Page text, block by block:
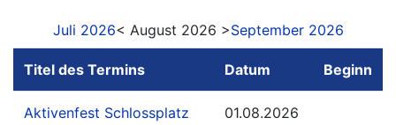
Juli 2026< August 2026 >September 2026
Titel des Termins Datum Beginn
Aktivenfest Schlossplatz 01.08.2026